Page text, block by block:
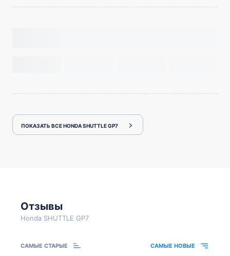
ПОКАЗАТЬ ВСЕ HONDA SHUTTLE GP7
Отзывы
Honda SHUTTLE GP7
САМЫЕ СТАРЫЕ САМЫЕ НОВЫЕ